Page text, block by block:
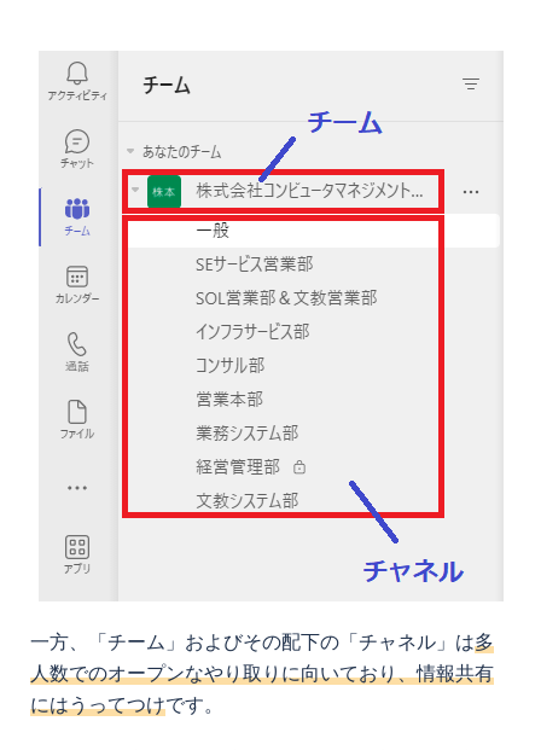
一方、「チーム」およびその配下の「チャネル」は多
人数でのオープンなやり取りに向いており、情報共有
にはうってつけです。